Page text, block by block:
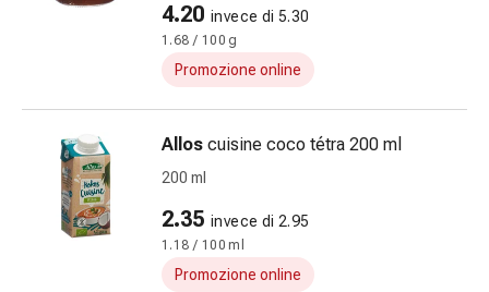
vescicante
Tamponi
medicali
orecchie
Igiene
Dolore
all'orecchio
Gocce
4.20 invece di 5.30
1.68 / 100 g
Promozione online
Allos cuisine coco tétra 200 ml
200 ml
2.35 invece di 2.95
1.18 / 100 ml
Promozione online